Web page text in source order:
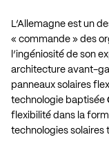
L’Allemagne est un
« commande » des
l’ingéniosité de son
architecture avant-
panneaux solaires
technologie baptisée
flexibilité dans la
technologies solaires